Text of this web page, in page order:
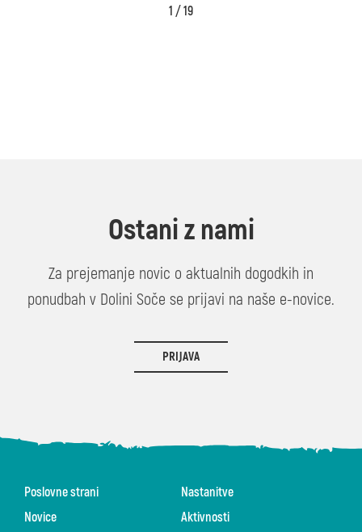
1 / 19
Ostani z nami
Za prejemanje novic o aktualnih dogodkih in
ponudbah v Dolini Soče se prijavi na naše e-novice.
PRIJAVA
Poslovne strani
Novice
Nastanitve
Aktivnosti